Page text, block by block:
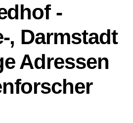
-
, Darmstadt
Adressen